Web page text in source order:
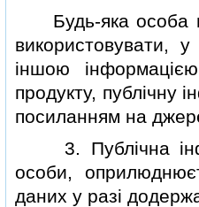
Будь-яка особа
використовувати,
iншою
продукту, публiчну
посиланням на
3. Публiчна
особи,
даних у разi